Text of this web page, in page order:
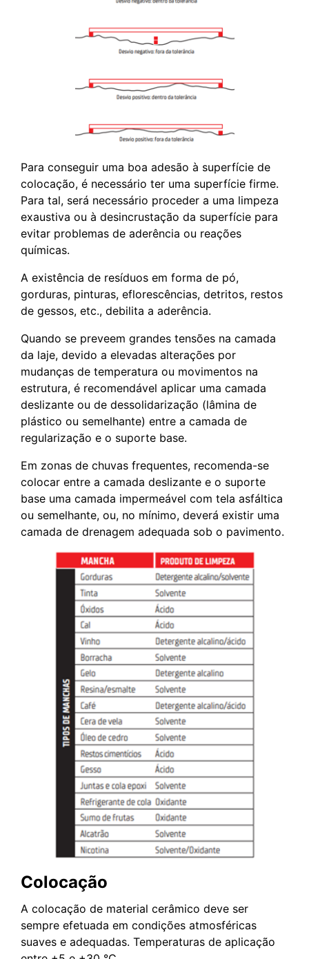
Para conseguir uma boa adesão à superfície de
colocação, é necessário ter uma superfície firme.
Para tal, será necessário proceder a uma limpeza
exaustiva ou à desincrustação da superfície para
evitar problemas de aderência ou reações
químicas.
A existência de resíduos em forma de pó,
gorduras, pinturas, eflorescências, detritos, restos
de gessos, etc., debilita a aderência.
Quando se preveem grandes tensões na camada
da laje, devido a elevadas alterações por
mudanças de temperatura ou movimentos na
estrutura, é recomendável aplicar uma camada
deslizante ou de dessolidarização (lâmina de
plástico ou semelhante) entre a camada de
regularização e o suporte base.
Em zonas de chuvas frequentes, recomenda-se
colocar entre a camada deslizante e o suporte
base uma camada impermeável com tela asfáltica
ou semelhante, ou, no mínimo, deverá existir uma
camada de drenagem adequada sob o pavimento.
Colocação
A colocação de material cerâmico deve ser
sempre efetuada em condições atmosféricas
suaves e adequadas. Temperaturas de aplicação